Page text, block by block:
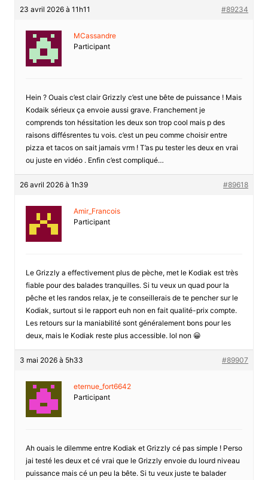
23 avril 2026 à 11h11 #89234
MCassandre
Participant
Hein ? Ouais c’est clair Grizzly c’est une bête de puissance ! Mais
Kodaik sérieux ça envoie aussi grave. Franchement je
comprends ton héssitation les deux son trop cool mais p des
raisons diffésrentes tu vois. c’est un peu comme choisir entre
pizza et tacos on sait jamais vrm ! T’as pu tester les deux en vrai
ou juste en vidéo . Enfin c’est compliqué…
26 avril 2026 à 1h39 #89618
Amir_Francois
Participant
Le Grizzly a effectivement plus de pèche, met le Kodiak est très
fiable pour des balades tranquilles. Si tu veux un quad pour la
pêche et les randos relax, je te conseillerais de te pencher sur le
Kodiak, surtout si le rapport euh non en fait qualité-prix compte.
Les retours sur la maniabilité sont généralement bons pour les
deux, mais le Kodiak reste plus accessible. lol non 😀
3 mai 2026 à 5h33 #89907
eternue_fort6642
Participant
Ah ouais le dilemme entre Kodiak et Grizzly cé pas simple ! Perso
jai testé les deux et cé vrai que le Grizzly envoie du lourd niveau
puissance mais cé un peu la bête. Si tu veux juste te balader